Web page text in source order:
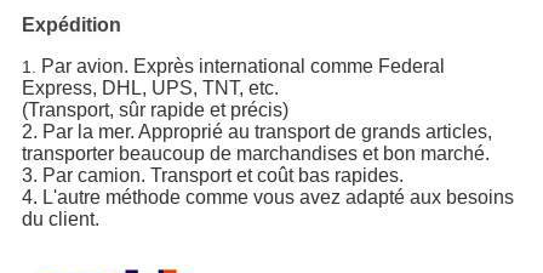
Expédition
1. Par avion. Exprès international comme Federal
Express, DHL, UPS, TNT, etc.
(Transport, sûr rapide et précis)
2. Par la mer. Approprié au transport de grands articles,
transporter beaucoup de marchandises et bon marché.
3. Par camion. Transport et coût bas rapides.
4. L'autre méthode comme vous avez adapté aux besoins
du client.